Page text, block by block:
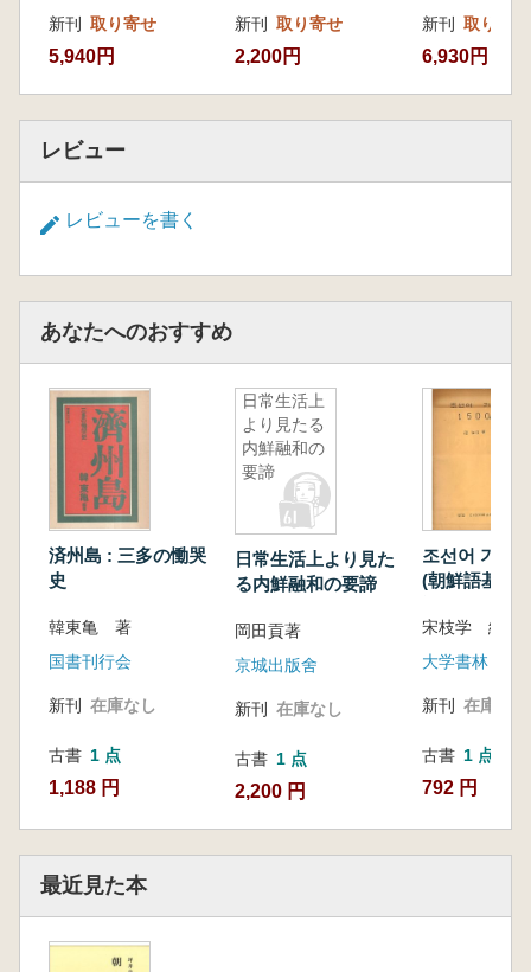
新刊 取り寄せ
5,940円
新刊 取り寄せ
2,200円
新刊 取り寄せ
6,930円
レビュー
レビューを書く
あなたへのおすすめ
済州島 : 三多の慟哭
史
韓東亀 著
国書刊行会
新刊 在庫なし
古書 1 点
1,188 円
日常生活上
より見たる
内鮮融和の
要諦
日常生活上より見た
る内鮮融和の要諦
岡田貢著
京城出版舍
新刊 在庫なし
古書 1 点
2,200 円
조선어 기초
(朝鮮語基礎
宋枝学 編著
大学書林
新刊 在庫なし
古書 1 点
792 円
最近見た本